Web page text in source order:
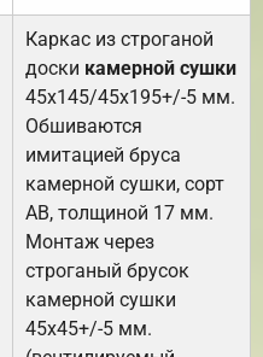
Каркас из строганой
доски камерной сушки
45х145/45х195+/-5 мм.
Обшиваются
имитацией бруса
камерной сушки, сорт
АВ, толщиной 17 мм.
Монтаж через
строганый брусок
камерной сушки
45х45+/-5 мм.